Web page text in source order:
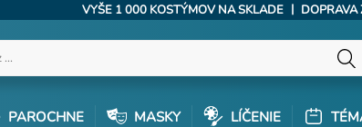
VYŠE 1 000 KOSTÝMOV NA SKLADE |
PAROCHNE MASKY LÍČENIE